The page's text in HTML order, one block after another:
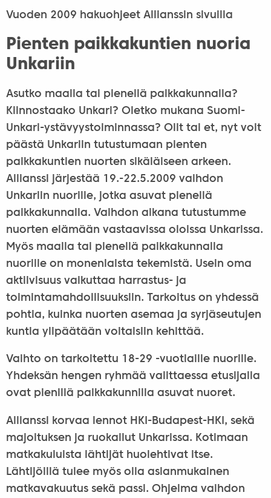
Vuoden 2009 hakuohjeet Allianssin sivuilla
Pienten paikkakuntien nuoria
Unkariin
Asutko maalla tai pienellä paikkakunnalla?
Kiinnostaako Unkari? Oletko mukana Suomi-
Unkari-ystävyystoiminnassa? Olit tai et, nyt voit
päästä Unkariin tutustumaan pienten
paikkakuntien nuorten sikäläiseen arkeen.
Allianssi järjestää 19.-22.5.2009 vaihdon
Unkariin nuorille, jotka asuvat pienellä
paikkakunnalla. Vaihdon aikana tutustumme
nuorten elämään vastaavissa oloissa Unkarissa.
Myös maalla tai pienellä paikkakunnalla
nuorille on monenlaista tekemistä. Usein oma
aktiivisuus vaikuttaa harrastus- ja
toimintamahdollisuuksiin. Tarkoitus on yhdessä
pohtia, kuinka nuorten asemaa ja syrjäseutujen
kuntia ylipäätään voitaisiin kehittää.
Vaihto on tarkoitettu 18-29 -vuotiaille nuorille.
Yhdeksän hengen ryhmää valittaessa etusijalla
ovat pienillä paikkakunnilla asuvat nuoret.
Allianssi korvaa lennot HKI-Budapest-HKI, sekä
majoituksen ja ruokailut Unkarissa. Kotimaan
matkakuluista lähtijät huolehtivat itse.
Lähtijöillä tulee myös olla asianmukainen
matkavakuutus sekä passi. Ohjelma vaihdon